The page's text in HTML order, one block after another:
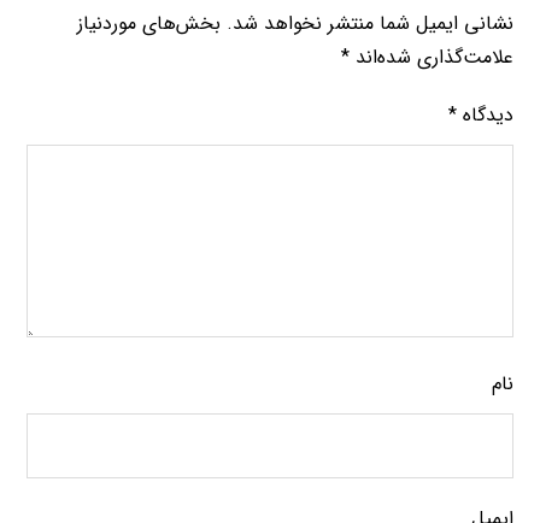
نشانی ایمیل شما منتشر نخواهد شد. بخش‌های موردنیاز
علامت‌گذاری شده‌اند*
دیدگاه*
نام